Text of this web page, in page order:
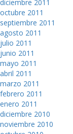
diciembre 2011
octubre 2011
septiembre 2011
agosto 2011
julio 2011
junio 2011
mayo 2011
abril 2011
marzo 2011
febrero 2011
enero 2011
diciembre 2010
noviembre 2010